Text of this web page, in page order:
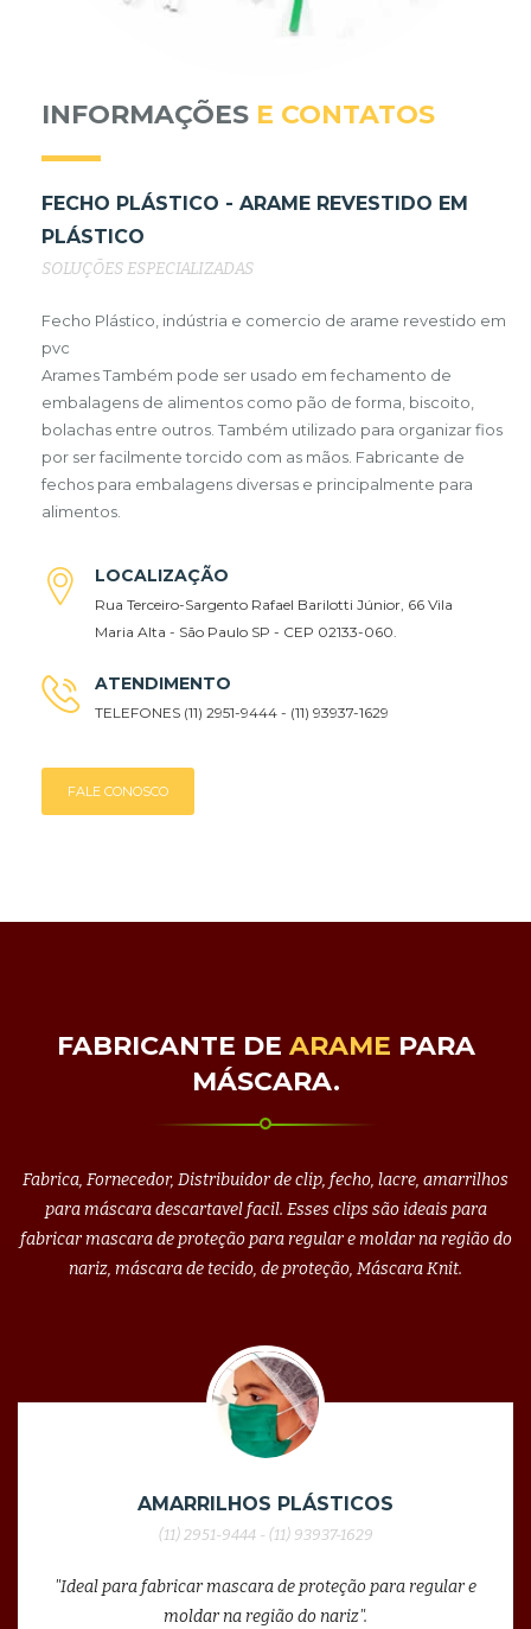
INFORMAÇÕES E CONTATOS
FECHO PLÁSTICO - ARAME REVESTIDO EM
PLÁSTICO
SOLUÇÕES ESPECIALIZADAS
Fecho Plástico, indústria e comercio de arame revestido em
pvc
Arames Também pode ser usado em fechamento de
embalagens de alimentos como pão de forma, biscoito,
bolachas entre outros. Também utilizado para organizar fios
por ser facilmente torcido com as mãos. Fabricante de
fechos para embalagens diversas e principalmente para
alimentos.
LOCALIZAÇÃO
Rua Terceiro-Sargento Rafael Barilotti Júnior, 66 Vila
Maria Alta - São Paulo SP - CEP 02133-060.
ATENDIMENTO
TELEFONES (11) 2951-9444 - (11) 93937-1629
FALE CONOSCO
FABRICANTE DE ARAME PARA
MÁSCARA.
Fabrica, Fornecedor, Distribuidor de clip, fecho, lacre, amarrilhos
para máscara descartavel facil. Esses clips são ideais para
fabricar mascara de proteção para regular e moldar na região do
nariz, máscara de tecido, de proteção, Máscara Knit.
AMARRILHOS PLÁSTICOS
(11) 2951-9444 - (11) 93937-1629
"Ideal para fabricar mascara de proteção para regular e
moldar na região do nariz".